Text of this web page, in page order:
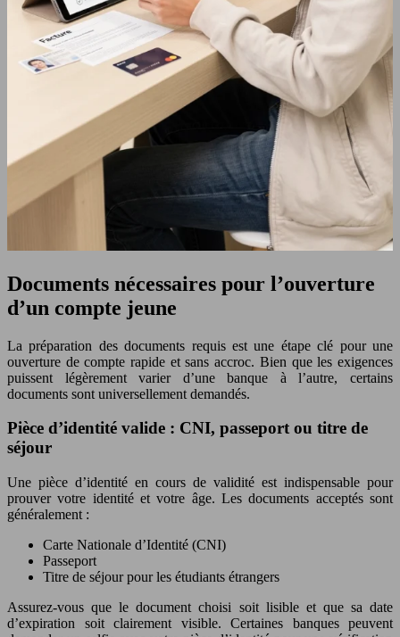
Documents nécessaires pour l’ouverture
d’un compte jeune
La préparation des documents requis est une étape clé pour une
ouverture de compte rapide et sans accroc. Bien que les exigences
puissent légèrement varier d’une banque à l’autre, certains
documents sont universellement demandés.
Pièce d’identité valide : CNI, passeport ou titre de
séjour
Une pièce d’identité en cours de validité est indispensable pour
prouver votre identité et votre âge. Les documents acceptés sont
généralement :
Carte Nationale d’Identité (CNI)
Passeport
Titre de séjour pour les étudiants étrangers
Assurez-vous que le document choisi soit lisible et que sa date
d’expiration soit clairement visible. Certaines banques peuvent